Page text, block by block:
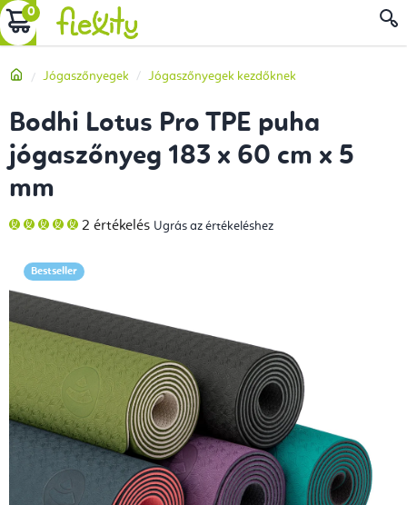
Ugrás
a
tartalomhoz
KOSÁR
Kezdőlap
Jógaszőnyegek Jógaszőnyegek kezdőknek
Bodhi Lotus Pro TPE puha
jógaszőnyeg 183 x 60 cm x 5
mm
A
termék
5-
ből
2 értékelés Ugrás az értékeléshez
Bestseller